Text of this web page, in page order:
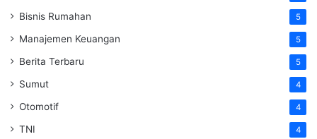
Bisnis Rumahan 5
Manajemen Keuangan 5
Berita Terbaru 5
Sumut 4
Otomotif 4
TNI 4